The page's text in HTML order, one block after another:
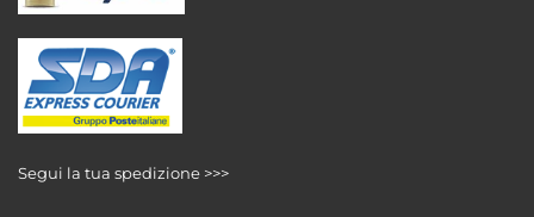
Segui la tua spedizione >>>